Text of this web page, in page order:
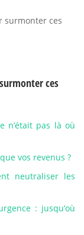
surmonter ces
ces
n’était pas là où
vos revenus ?
neutraliser les
: jusqu’où